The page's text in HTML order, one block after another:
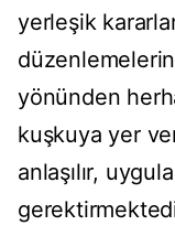
yerleşik
yönünden
kuşkuya yer
anlaşılır,